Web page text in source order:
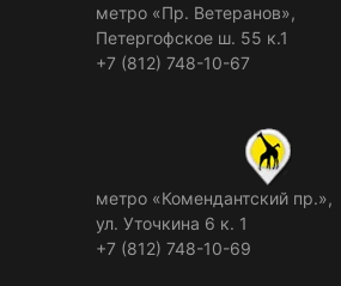
метро «Пр. Ветеранов»,
Петергофское ш. 55 к.1
+7 (812) 748-10-67
метро «Комендантский пр.»,
ул. Уточкина 6 к. 1
+7 (812) 748-10-69